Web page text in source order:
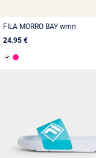
FILA MORRO BAY wmn
24.95 €